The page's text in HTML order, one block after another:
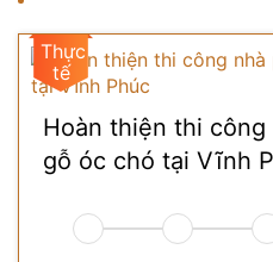
Hoàn thiện thi
gỗ óc chó tại Vĩnh